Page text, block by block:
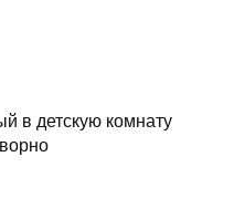
в детскую комнату